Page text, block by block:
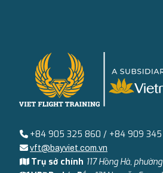
+84 905 325 860 / +84 909
vft@bayviet.com.vn
Trụ sở chính 117 Hồng Hà,